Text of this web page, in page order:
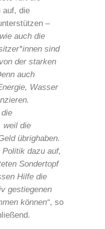
auf, die
–
auch die
sind
der starken
auch
Wasser
weil die
übrighaben.
dazu auf,
Sondertopf
Hilfe die
gestiegenen
können“, so